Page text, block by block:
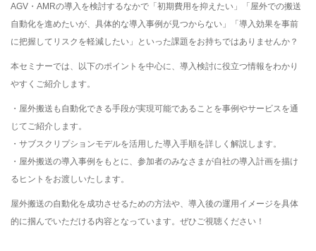
AGV・AMRの導入を検討するなかで「初期費用を抑えたい」「屋外での搬送
自動化を進めたいが、具体的な導入事例が見つからない」「導入効果を事前
に把握してリスクを軽減したい」といった課題をお持ちではありませんか？
本セミナーでは、以下のポイントを中心に、導入検討に役立つ情報をわかり
やすくご紹介します。
・屋外搬送も自動化できる手段が実現可能であることを事例やサービスを通
じてご紹介します。
・サブスクリプションモデルを活用した導入手順を詳しく解説します。
・屋外搬送の導入事例をもとに、参加者のみなさまが自社の導入計画を描け
るヒントをお渡しいたします。
屋外搬送の自動化を成功させるための方法や、導入後の運用イメージを具体
的に掴んでいただける内容となっています。ぜひご視聴ください！